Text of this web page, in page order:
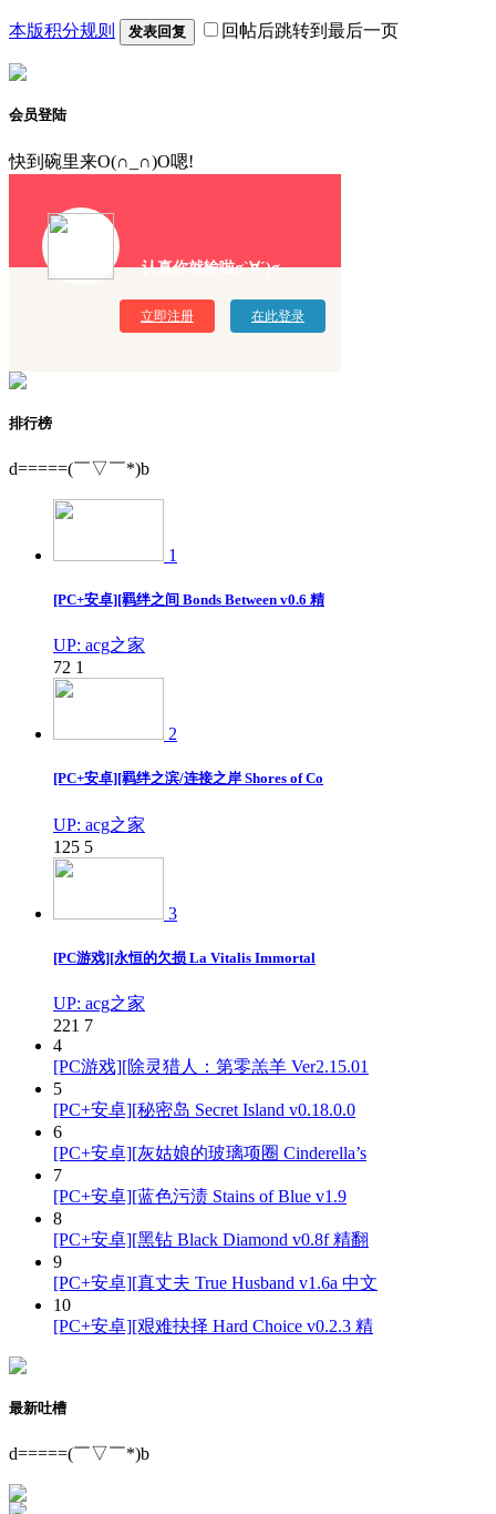
本版积分规则 发表回复 回帖后跳转到最后一页
会员登陆
快到碗里来O(∩_∩)O嗯!
认真你就输啦σ`∀´)σ
立即注册 在此登录
排行榜
d=====(￣▽￣*)b
1
[PC+安卓][羁绊之间 Bonds Between v0.6 精
UP: acg之家
72 1
2
[PC+安卓][羁绊之滨/连接之岸 Shores of Co
UP: acg之家
125 5
3
[PC游戏][永恒的欠损 La Vitalis Immortal
UP: acg之家
221 7
4
[PC游戏][除灵猎人：第零羔羊 Ver2.15.01
5
[PC+安卓][秘密岛 Secret Island v0.18.0.0
6
[PC+安卓][灰姑娘的玻璃项圈 Cinderella’s
7
[PC+安卓][蓝色污渍 Stains of Blue v1.9
8
[PC+安卓][黑钻 Black Diamond v0.8f 精翻
9
[PC+安卓][真丈夫 True Husband v1.6a 中文
10
[PC+安卓][艰难抉择 Hard Choice v0.2.3 精
最新吐槽
d=====(￣▽￣*)b